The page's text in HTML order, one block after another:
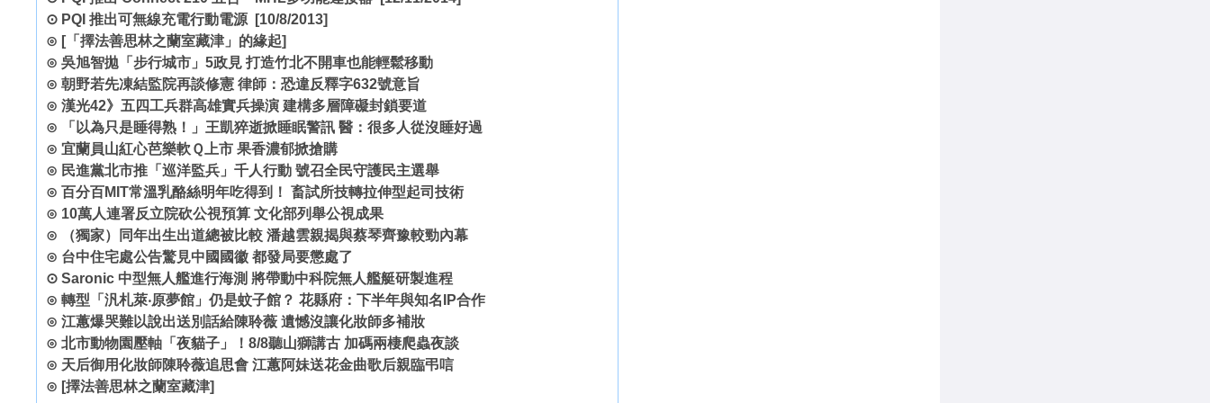
⊙ PQI 推出可無線充電行動電源 [10/8/2013]
⊙ [「擇法善思林之蘭室藏津」的緣起]
⊙ 吳旭智拋「步行城市」5政見 打造竹北不開車也能輕鬆移動
⊙ 朝野若先凍結監院再談修憲 律師：恐違反釋字632號意旨
⊙ 漢光42》五四工兵群高雄實兵操演 建構多層障礙封鎖要道
⊙
「以為只是睡得熟！」王凱猝逝掀睡眠警訊 醫：很多人從沒睡好過
⊙ 宜蘭員山紅心芭樂軟Ｑ上市 果香濃郁掀搶購
⊙ 民進黨北市推「巡洋監兵」千人行動 號召全民守護民主選舉
⊙ 百分百MIT常溫乳酪絲明年吃得到！ 畜試所技轉拉伸型起司技術
⊙ 10萬人連署反立院砍公視預算 文化部列舉公視成果
⊙
（獨家）同年出生出道總被比較 潘越雲親揭與蔡琴齊豫較勁內幕
⊙ 台中住宅處公告驚見中國國徽 都發局要懲處了
⊙ Saronic 中型無人艦進行海測 將帶動中科院無人艦艇研製進程
⊙ 轉型「汎札萊‧原夢館」仍是蚊子館？ 花縣府：下半年與知名IP合作
⊙ 江蕙爆哭難以說出送別話給陳聆薇 遺憾沒讓化妝師多補妝
⊙ 北市動物園壓軸「夜貓子」！8/8聽山獅講古 加碼兩棲爬蟲夜談
⊙ 天后御用化妝師陳聆薇追思會 江蕙阿妹送花金曲歌后親臨弔唁
⊙ [擇法善思林之蘭室藏津]